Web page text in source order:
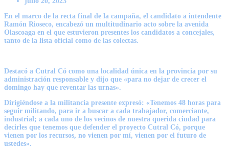
En el marco de la recta final de la campaña, el candidato a intendente
Ramón Rioseco, encabezó un multitudinario acto sobre la avenida
Olascoaga en el que estuvieron presentes los candidatos a concejales,
tanto de la lista oficial como de las colectas.
Destacó a Cutral Có como una localidad única en la provincia por su
administración responsable y dijo que «para no dejar de crecer el
domingo hay que reventar las urnas».
Dirigiéndose a la militancia presente expresó: «Tenemos 48 horas para
seguir militando, para ir a buscar a cada trabajador, comerciante,
industrial; a cada uno de los vecinos de nuestra querida ciudad para
decirles que tenemos que defender el proyecto Cutral Có, porque
vienen por los recursos, no vienen por mí, vienen por el futuro de
ustedes».